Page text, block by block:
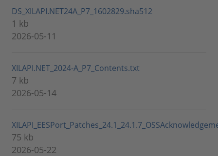
DS_XILAPI.NET24A_P7_1602829.sha512
1 kb
2026-05-11
XILAPI.NET_2024-A_P7_Contents.txt
7 kb
2026-05-14
75 kb
2026-05-22